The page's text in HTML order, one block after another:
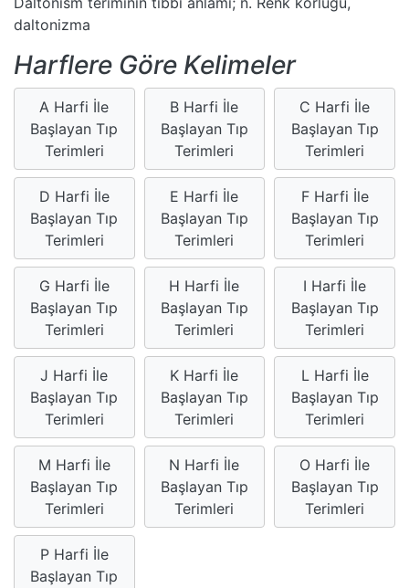
daltonizma
Harflere Göre Kelimeler
A Harfi İle
Başlayan Tıp
Terimleri
B Harfi İle
Başlayan Tıp
Terimleri
C Harfi İle
Başlayan Tıp
Terimleri
D Harfi İle
Başlayan Tıp
Terimleri
E Harfi İle
Başlayan Tıp
Terimleri
F Harfi İle
Başlayan Tıp
Terimleri
G Harfi İle
Başlayan Tıp
Terimleri
H Harfi İle
Başlayan Tıp
Terimleri
I Harfi İle
Başlayan Tıp
Terimleri
J Harfi İle
Başlayan Tıp
Terimleri
K Harfi İle
Başlayan Tıp
Terimleri
L Harfi İle
Başlayan Tıp
Terimleri
M Harfi İle
Başlayan Tıp
Terimleri
N Harfi İle
Başlayan Tıp
Terimleri
O Harfi İle
Başlayan Tıp
Terimleri
P Harfi İle
Başlayan Tıp